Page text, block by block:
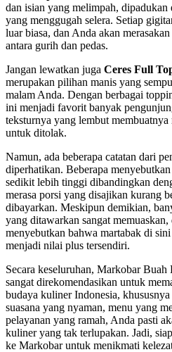
dan isian yang melimpah, dipadukan
yang menggugah selera. Setiap
luar biasa, dan Anda akan
antara gurih dan pedas.
Jangan lewatkan juga Ceres Full
merupakan pilihan manis yang
malam Anda. Dengan berbagai
ini menjadi favorit banyak
teksturnya yang lembut
untuk ditolak.
Namun, ada beberapa catatan dari
diperhatikan. Beberapa
sedikit lebih tinggi dibandingkan
merasa porsi yang disajikan kurang
dibayarkan. Meskipun demikian,
yang ditawarkan sangat
menyebutkan bahwa martabak di
menjadi nilai plus tersendiri.
Secara keseluruhan, Markobar Buah
sangat direkomendasikan untuk
budaya kuliner Indonesia,
suasana yang nyaman, menu yang
pelayanan yang ramah, Anda pasti
kuliner yang tak terlupakan. Jadi,
ke Markobar untuk menikmati